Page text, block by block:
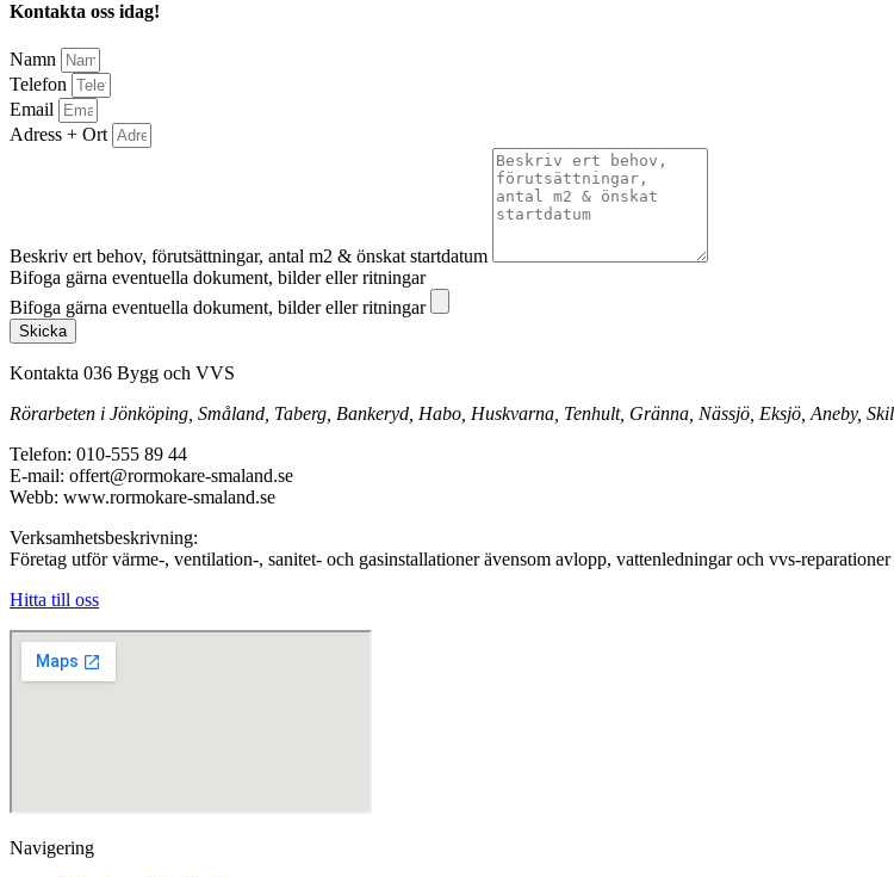
Kontakta oss idag!
Namn
Telefon
Email
Adress + Ort
Beskriv ert behov, förutsättningar, antal m2 & önskat startdatum
Bifoga gärna eventuella dokument, bilder eller ritningar
Bifoga gärna eventuella dokument, bilder eller ritningar
Skicka
Kontakta 036 Bygg och VVS
Rörarbeten i Jönköping, Småland, Taberg, Bankeryd, Habo, Huskvarna, Tenhult, Gränna, Nässjö, Eksjö, Aneby,
Telefon: 010-555 89 44
E-mail: offert@rormokare-smaland.se
Webb: www.rormokare-smaland.se
Verksamhetsbeskrivning:
Företag utför värme-, ventilation-, sanitet- och gasinstallationer ävensom avlopp, vattenledningar och vvs-
Hitta till oss
Navigering